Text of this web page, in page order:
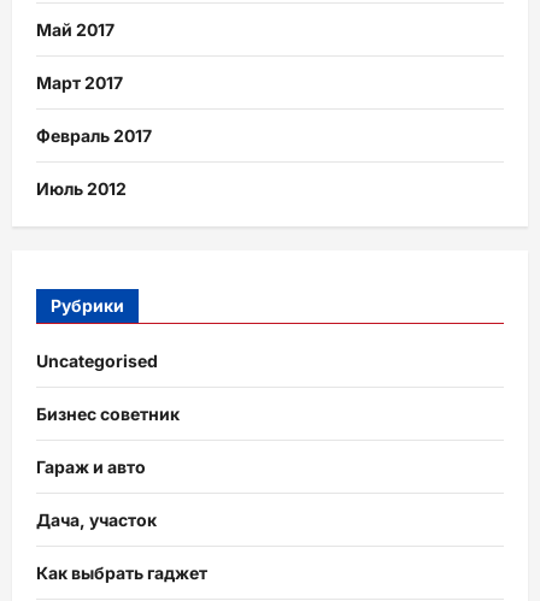
Май 2017
Март 2017
Февраль 2017
Июль 2012
Рубрики
Uncategorised
Бизнес советник
Гараж и авто
Дача, участок
Как выбрать гаджет